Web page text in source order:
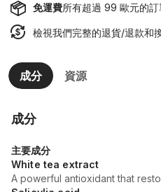
免運費所有超過 99 歐元的訂
檢視我們完整的退貨/退款和
成分 資源
成分
主要成分
White tea extract
A powerful antioxidant that